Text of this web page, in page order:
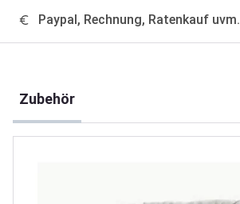
Paypal, Rechnung, Ratenkauf uvm.
Zubehör